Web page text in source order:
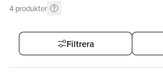
4 produkter
Filtrera